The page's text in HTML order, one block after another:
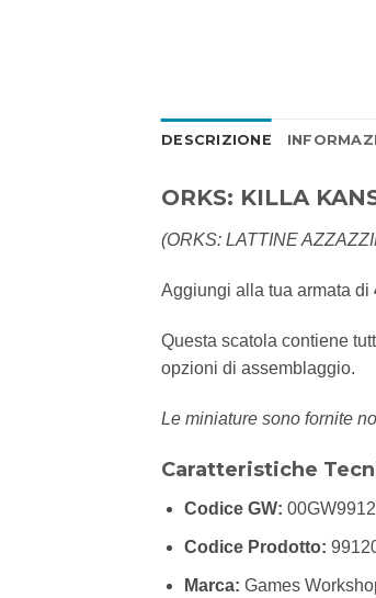
DESCRIZIONE
ORKS: KILLA
(ORKS: LATTINE
Aggiungi alla tua armata di
Questa scatola contiene
opzioni di assemblaggio.
Le miniature sono fornite
Caratteristiche
Codice GW:
Codice Prodotto:
Marca: Games